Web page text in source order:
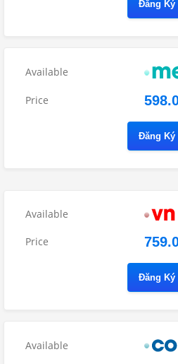
Đăng Ký
Đăng Ký
Đăng Ký